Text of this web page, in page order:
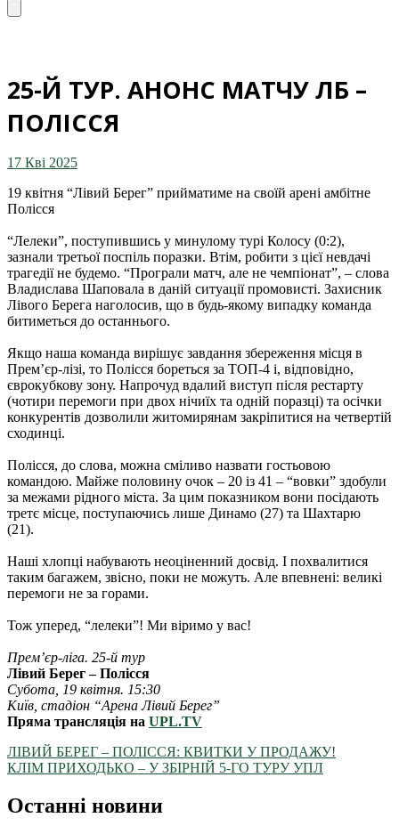
25-Й ТУР. АНОНС МАТЧУ ЛБ –
ПОЛІССЯ
17 Кві 2025
19 квітня “Лівий Берег” прийматиме на своїй арені амбітне
Полісся
“Лелеки”, поступившись у минулому турі Колосу (0:2),
зазнали третьої поспіль поразки. Втім, робити з цієї невдачі
трагедії не будемо. “Програли матч, але не чемпіонат”, – слова
Владислава Шаповала в даній ситуації промовисті. Захисник
Лівого Берега наголосив, що в будь-якому випадку команда
битиметься до останнього.
Якщо наша команда вирішує завдання збереження місця в
Прем’єр-лізі, то Полісся бореться за ТОП-4 і, відповідно,
єврокубкову зону. Напрочуд вдалий виступ після рестарту
(чотири перемоги при двох нічиїх та одній поразці) та осічки
конкурентів дозволили житомирянам закріпитися на четвертій
сходинці.
Полісся, до слова, можна сміливо назвати гостьовою
командою. Майже половину очок – 20 із 41 – “вовки” здобули
за межами рідного міста. За цим показником вони посідають
третє місце, поступаючись лише Динамо (27) та Шахтарю
(21).
Наші хлопці набувають неоціненний досвід. І похвалитися
таким багажем, звісно, поки не можуть. Але впевнені: великі
перемоги не за горами.
Тож уперед, “лелеки”! Ми віримо у вас!
Прем’єр-ліга. 25-й тур
Лівий Берег – Полісся
Субота, 19 квітня. 15:30
Київ, стадіон “Арена Лівий Берег”
Пряма трансляція на UPL.TV
ЛІВИЙ БЕРЕГ – ПОЛІССЯ: КВИТКИ У ПРОДАЖУ!
КЛІМ ПРИХОДЬКО – У ЗБІРНІЙ 5-ГО ТУРУ УПЛ
Останні новини